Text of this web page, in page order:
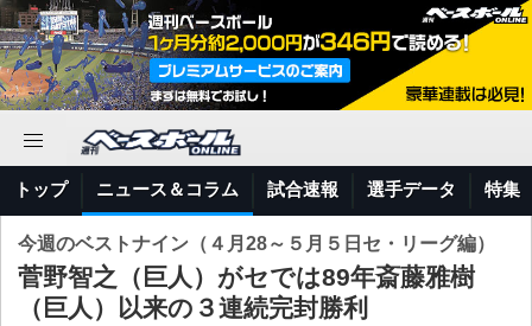
トップ ニュース＆コラム 試合速報 選手データ 特集
今週のベストナイン（４月28～５月５日セ・リーグ編）
菅野智之（巨人）がセでは89年斎藤雅樹
（巨人）以来の３連続完封勝利